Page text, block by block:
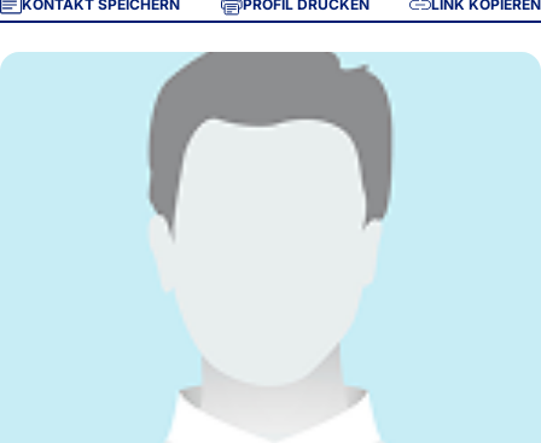
KONTAKT SPEICHERN PROFIL DRUCKEN LINK KOPIEREN